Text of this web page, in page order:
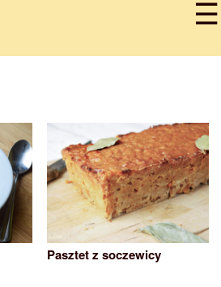
Pasztet z soczewicy